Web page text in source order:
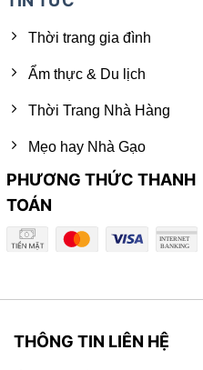
Thời trang gia đình
Ẩm thực & Du lịch
Thời Trang Nhà Hàng
Mẹo hay Nhà Gạo
PHƯƠNG THỨC THANH
TOÁN
THÔNG TIN LIÊN HỆ